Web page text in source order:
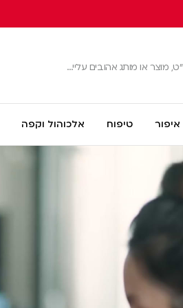
איפור טיפוח אלכוהול וקפה